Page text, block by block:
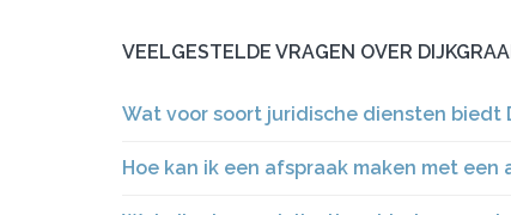
VEELGESTELDE VRAGEN OVER
Wat voor soort juridische diensten biedt
Hoe kan ik een afspraak maken met